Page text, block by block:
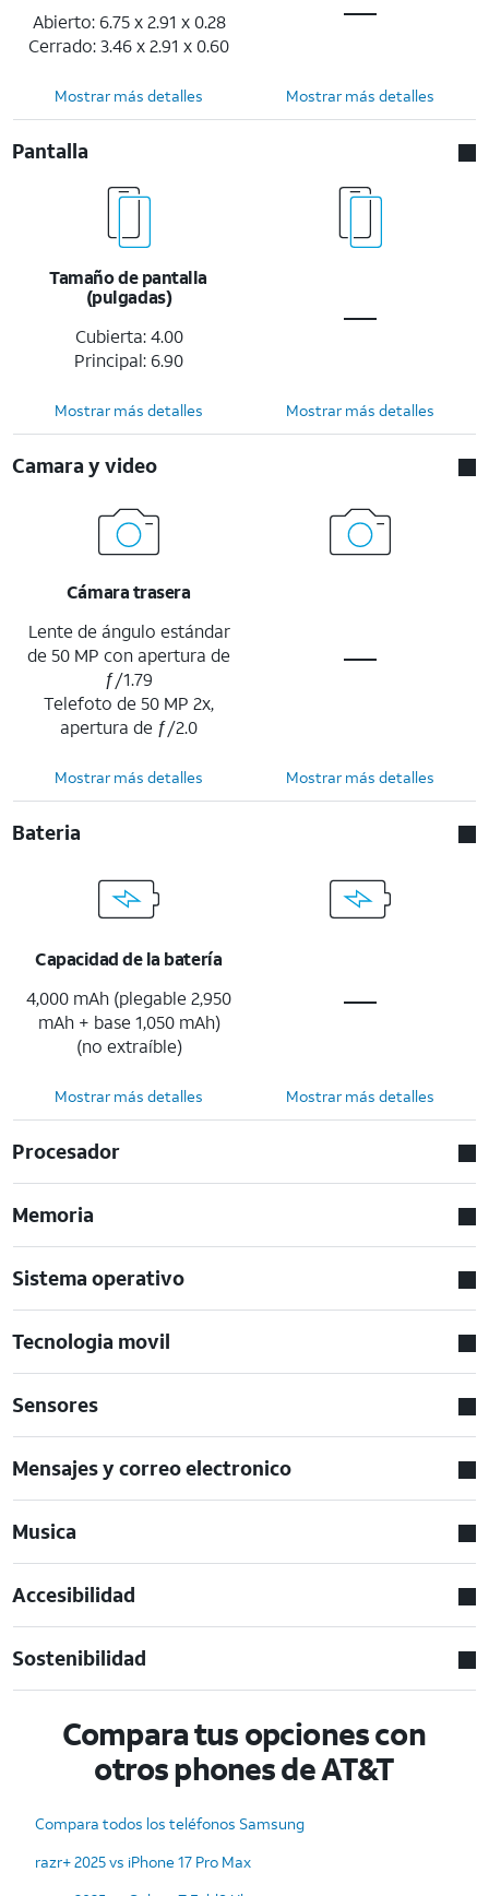
Abierto: 6.75 x 2.91 x 0.28
Cerrado: 3.46 x 2.91 x 0.60
Mostrar más detalles Mostrar más detalles
Pantalla
Tamaño de pantalla
(pulgadas)
Cubierta: 4.00
Principal: 6.90
Mostrar más detalles Mostrar más detalles
Camara y video
Cámara trasera
Lente de ángulo estándar
de 50 MP con apertura de
ƒ/1.79
Telefoto de 50 MP 2x,
apertura de ƒ/2.0
Mostrar más detalles Mostrar más detalles
Bateria
Capacidad de la batería
4,000 mAh (plegable 2,950
mAh + base 1,050 mAh)
(no extraíble)
Mostrar más detalles Mostrar más detalles
Procesador
Memoria
Sistema operativo
Tecnologia movil
Sensores
Mensajes y correo electronico
Musica
Accesibilidad
Sostenibilidad
Compara tus opciones con
otros phones de AT&T
Compara todos los teléfonos Samsung
razr+ 2025 vs iPhone 17 Pro Max